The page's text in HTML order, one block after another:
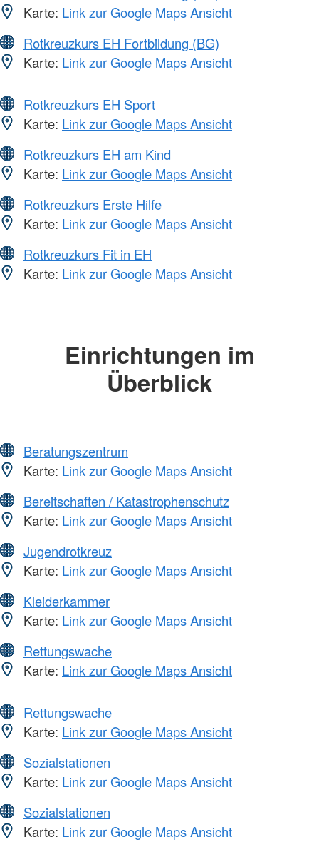
Karte: Link zur Google Maps Ansicht
Rotkreuzkurs EH Fortbildung (BG)
Karte: Link zur Google Maps Ansicht
Rotkreuzkurs EH Sport
Karte: Link zur Google Maps Ansicht
Rotkreuzkurs EH am Kind
Karte: Link zur Google Maps Ansicht
Rotkreuzkurs Erste Hilfe
Karte: Link zur Google Maps Ansicht
Rotkreuzkurs Fit in EH
Karte: Link zur Google Maps Ansicht
Einrichtungen im
Überblick
Beratungszentrum
Karte: Link zur Google Maps Ansicht
Bereitschaften / Katastrophenschutz
Karte: Link zur Google Maps Ansicht
Jugendrotkreuz
Karte: Link zur Google Maps Ansicht
Kleiderkammer
Karte: Link zur Google Maps Ansicht
Rettungswache
Karte: Link zur Google Maps Ansicht
Rettungswache
Karte: Link zur Google Maps Ansicht
Sozialstationen
Karte: Link zur Google Maps Ansicht
Sozialstationen
Karte: Link zur Google Maps Ansicht